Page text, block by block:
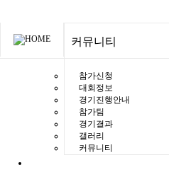
커뮤니티
참가신청
대회정보
경기진행안내
참가팀
경기결과
갤러리
커뮤니티